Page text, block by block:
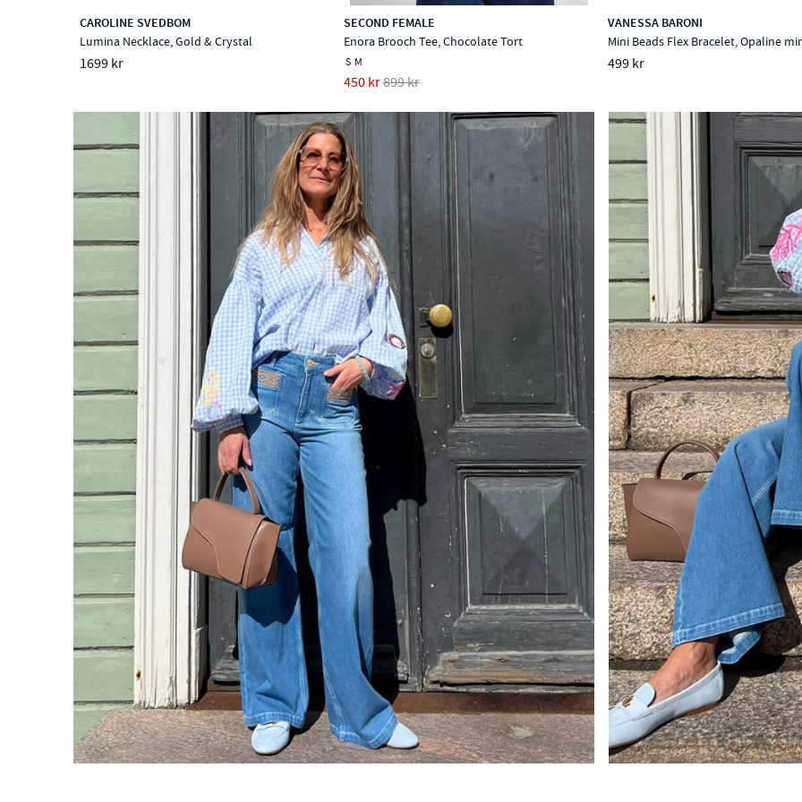
CAROLINE SVEDBOM
Lumina Necklace, Gold & Crystal
1699 kr
SECOND FEMALE
Enora Brooch Tee, Chocolate Tort
S M
450 kr899 kr
VANESSA BARONI
Mini Beads Flex Bracelet, Opaline
499 kr